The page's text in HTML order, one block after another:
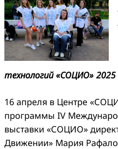
технологий «СОЦИО» 2025
16 апреля в Центре
программы IV
выставки «СОЦИО»
Движении» Мария